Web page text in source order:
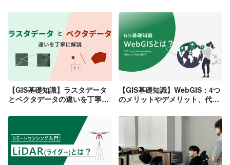
【GIS基礎知識】ラスタデータ
とベクタデータの違いを丁寧に
【GIS基礎知識】WebGIS：4つ
のメリットやデメリット、代表
す